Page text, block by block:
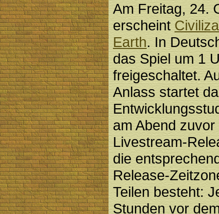
Am Freitag, 24.
erscheint
Earth. In
das Spiel um 1
freigeschaltet.
Anlass startet
am Abend
Livestream-
die
Release-
Teilen besteht:
Stunden vor